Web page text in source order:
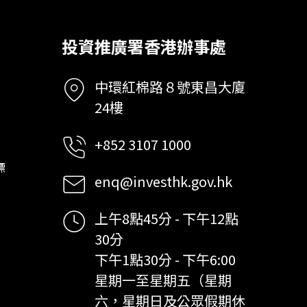
投資推廣署香港辦事處
中環紅棉路８號東昌大廈
24樓
+852 3107 1000
enq@investhk.gov.hk
上午8點45分 - 下午12點
30分
下午1點30分 - 下午6:00
星期一至星期五（星期
六，星期日及公眾假期休